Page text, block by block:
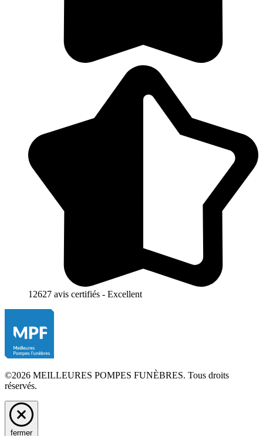
12627 avis certifiés - Excellent
©2026 MEILLEURES POMPES FUNÈBRES. Tous droits
réservés.
fermer